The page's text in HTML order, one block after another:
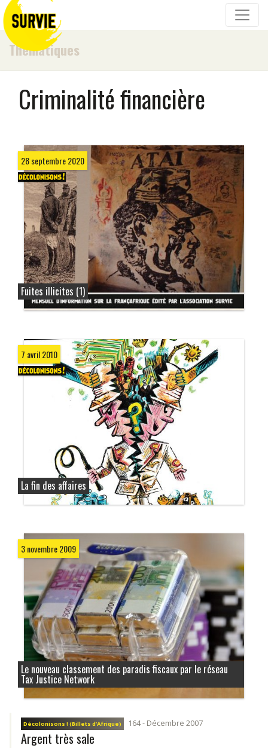
Thématiques
Criminalité financière
28 septembre 2020
Fuites illicites (1)
7 avril 2010
La fin des affaires
3 novembre 2009
Le nouveau classement des paradis fiscaux par le réseau
Tax Justice Network
Décolonisons ! (Billets d’Afrique) 164 - Décembre 2007
Argent très sale